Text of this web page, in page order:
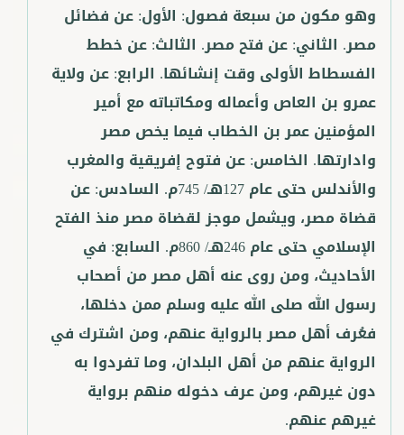
وهو مكون من سبعة فصول: الأول: عن فضائل
مصر. الثاني: عن فتح مصر. الثالث: عن خطط
الفسطاط الأولى وقت إنشائها. الرابع: عن ولاية
عمرو بن العاص وأعماله ومكاتباته مع أمير
المؤمنين عمر بن الخطاب فيما يخص مصر
وادارتها. الخامس: عن فتوح إفريقية والمغرب
والأندلس حتى عام 127هـ/ 745م. السادس: عن
قضاة مصر، ويشمل موجز لقضاة مصر منذ الفتح
الإسلامي حتى عام 246هـ/ 860م. السابع: في
الأحاديث، ومن روى عنه أهل مصر من أصحاب
رسول الله صلى الله عليه وسلم ممن دخلها،
فعُرف أهل مصر بالرواية عنهم، ومن اشترك في
الرواية عنهم من أهل البلدان، وما تفردوا به
دون غيرهم، ومن عرف دخوله منهم برواية
غيرهم عنهم.